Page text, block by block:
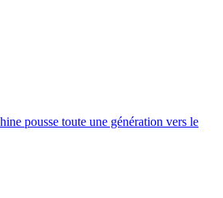
pousse toute une génération vers le